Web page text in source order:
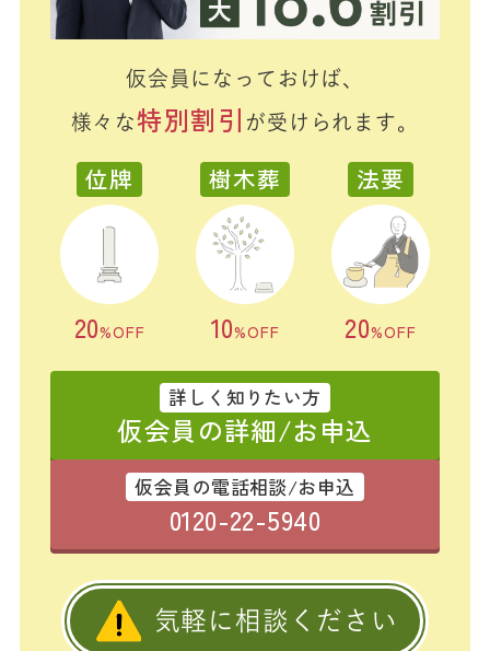
仮会員になっておけば、
様々な特別割引 が受けられます。
位牌
20%OFF
樹木葬
10%OFF
法要
20%OFF
詳しく知りたい方
仮会員の詳細/お申込
仮会員の電話相談/お申込
0120-22-5940
気軽に相談ください